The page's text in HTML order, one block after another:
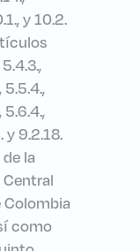
y 10.2.
5.5.4.,
5.6.4.,
y 9.2.18.
la
Central
como